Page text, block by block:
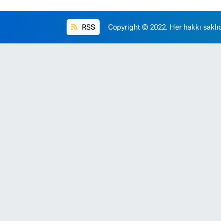
RSS Copyright © 2022. Her hakkı